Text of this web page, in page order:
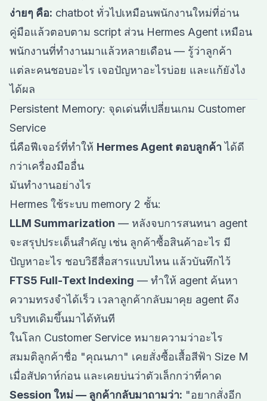
ง่ายๆ คือ: chatbot ทั่วไปเหมือนพนักงานใหม่ที่อ่าน
คู่มือแล้วตอบตาม script ส่วน Hermes Agent เหมือน
พนักงานที่ทำงานมาแล้วหลายเดือน — รู้ว่าลูกค้า
แต่ละคนชอบอะไร เจอปัญหาอะไรบ่อย และแก้ยังไง
ได้ผล
Persistent Memory: จุดเด่นที่เปลี่ยนเกม Customer
Service
นี่คือฟีเจอร์ที่ทำให้ Hermes Agent ตอบลูกค้าได้ดี
กว่าเครื่องมืออื่น
มันทำงานอย่างไร
Hermes ใช้ระบบ memory 2 ชั้น:
LLM Summarization — หลังจบการสนทนา agent
จะสรุปประเด็นสำคัญ เช่น ลูกค้าซื้อสินค้าอะไร มี
ปัญหาอะไร ชอบวิธีสื่อสารแบบไหน แล้วบันทึกไว้
FTS5 Full-Text Indexing — ทำให้ agent ค้นหา
ความทรงจำได้เร็ว เวลาลูกค้ากลับมาคุย agent ดึง
บริบทเดิมขึ้นมาได้ทันที
ในโลก Customer Service หมายความว่าอะไร
สมมติลูกค้าชื่อ "คุณนภา" เคยสั่งซื้อเสื้อสีฟ้า Size M
เมื่อสัปดาห์ก่อน และเคยบ่นว่าตัวเล็กกว่าที่คาด
Session ใหม่ — ลูกค้ากลับมาถามว่า: "อยากสั่งอีก